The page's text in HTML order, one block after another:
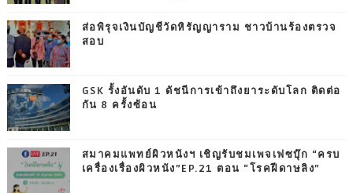
ส่อพิรุจเงินบัญชีวัดหิรัญญาราม ชาวบ้านร้องตรวจ
สอบ
GSK รั้งอันดับ 1 ดัชนีการเข้าถึงยาระดับโลก ติดต่อ
กัน 8 ครั้งซ้อน
สมาคมแพทย์ผิวหนังฯ เชิญรับชมเพจเฟซบุ๊ก “ครบ
เครื่องเรื่องผิวหนัง”EP.21 ตอน “โรคฝีดาษลิง”